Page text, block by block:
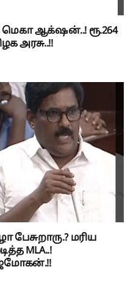
ஆக்‌ஷன்..! ரூ.264
அரசு..!!
பேசுறாரு.? மரிய
MLA..!